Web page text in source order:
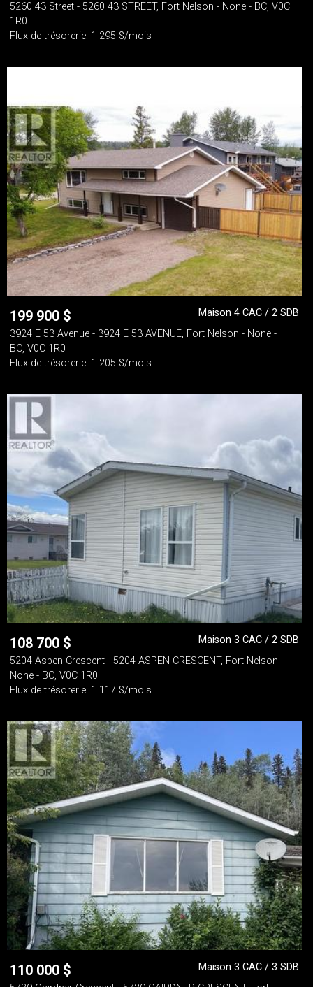
5260 43 Street - 5260 43 STREET, Fort Nelson - None - BC, V0C
1R0
Flux de trésorerie: 1 295 $/mois
199 900 $
Maison 4 CAC / 2 SDB
3924 E 53 Avenue - 3924 E 53 AVENUE, Fort Nelson - None -
BC, V0C 1R0
Flux de trésorerie: 1 205 $/mois
108 700 $
Maison 3 CAC / 2 SDB
5204 Aspen Crescent - 5204 ASPEN CRESCENT, Fort Nelson -
None - BC, V0C 1R0
Flux de trésorerie: 1 117 $/mois
110 000 $
Maison 3 CAC / 3 SDB